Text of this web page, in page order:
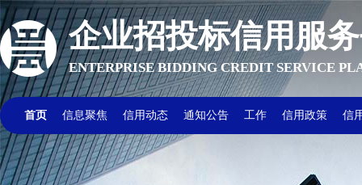
企业招投标信用服
ENTERPRISE BIDDING CREDIT SERVICE
首页 信息聚焦 信用动态 通知公告 工作 信用政策 信